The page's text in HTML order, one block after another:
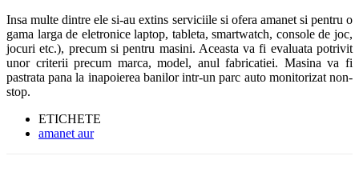
Insa multe dintre ele si-au extins serviciile si ofera amanet si pentru o
gama larga de eletronice laptop, tableta, smartwatch, console de joc,
jocuri etc.), precum si pentru masini. Aceasta va fi evaluata potrivit
unor criterii precum marca, model, anul fabricatiei. Masina va fi
pastrata pana la inapoierea banilor intr-un parc auto monitorizat non-
stop.
ETICHETE
amanet aur